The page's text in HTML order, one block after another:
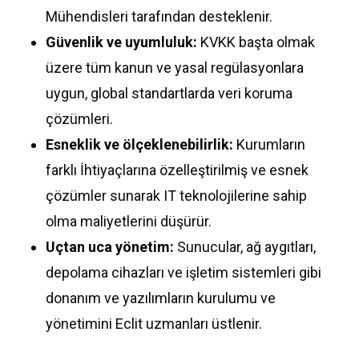
Mühendisleri tarafından desteklenir.
Güvenlik ve uyumluluk: KVKK başta olmak
üzere tüm kanun ve yasal regülasyonlara
uygun, global standartlarda veri koruma
çözümleri.
Esneklik ve ölçeklenebilirlik: Kurumların
farklı İhtiyaçlarına özelleştirilmiş ve esnek
çözümler sunarak IT teknolojilerine sahip
olma maliyetlerini düşürür.
Uçtan uca yönetim: Sunucular, ağ aygıtları,
depolama cihazları ve işletim sistemleri gibi
donanım ve yazılımların kurulumu ve
yönetimini Eclit uzmanları üstlenir.